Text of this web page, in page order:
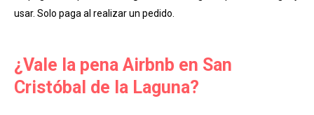
usar. Solo paga al realizar un pedido.
¿Vale la pena Airbnb en San
Cristóbal de la Laguna?